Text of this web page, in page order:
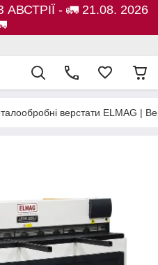
- 🚛 21.08. 2026
верстати ELMAG |